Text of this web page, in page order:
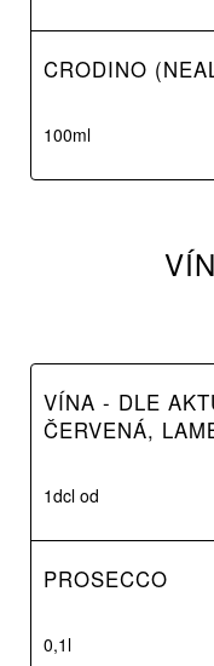
CRODINO
100ml
VÍNA - DLE
ČERVENÁ,
1dcl od
PROSECCO
0,1l